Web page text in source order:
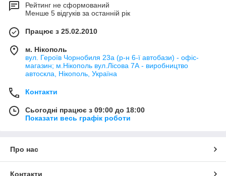
Рейтинг не сформований
Менше 5 відгуків за останній рік
Працює з 25.02.2010
м. Нікополь
вул. Героїв Чорнобиля 23а (р-н 6-ї автобази) - офіс-
магазин; м.Нікополь вул.Лісова 7А - виробництво
автоскла, Нікополь, Україна
Контакти
Сьогодні працює з 09:00 до 18:00
Показати весь графік роботи
Про нас
Контакти